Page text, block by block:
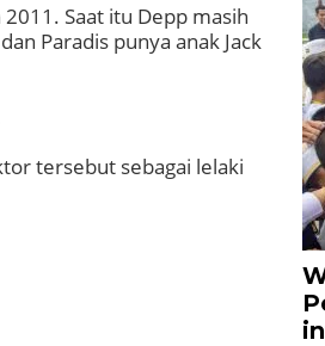
Saat itu Depp masih
Paradis punya anak Jack
tersebut sebagai lelaki